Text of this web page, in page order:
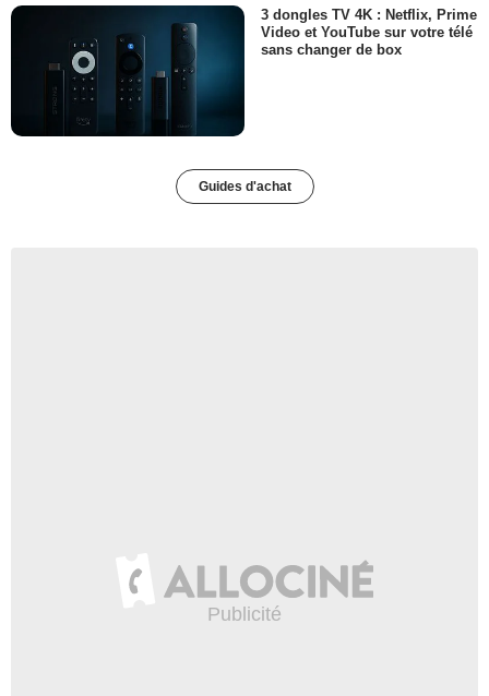
3 dongles TV 4K : Netflix, Prime
Video et YouTube sur votre télé
sans changer de box
Guides d'achat